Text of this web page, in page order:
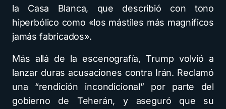
la Casa Blanca, que describió con tono
hiperbólico como «los mástiles más magníficos
jamás fabricados».
Más allá de la escenografía, Trump volvió a
lanzar duras acusaciones contra Irán. Reclamó
una “rendición incondicional” por parte del
gobierno de Teherán, y aseguró que su